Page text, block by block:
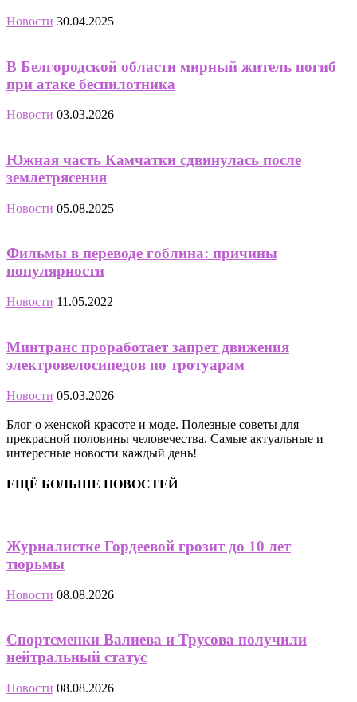
Новости 30.04.2025
В Белгородской области мирный житель погиб
при атаке беспилотника
Новости 03.03.2026
Южная часть Камчатки сдвинулась после
землетрясения
Новости 05.08.2025
Фильмы в переводе гоблина: причины
популярности
Новости 11.05.2022
Минтранс проработает запрет движения
электровелосипедов по тротуарам
Новости 05.03.2026
Блог о женской красоте и моде. Полезные советы для
прекрасной половины человечества. Самые актуальные и
интересные новости каждый день!
ЕЩЁ БОЛЬШЕ НОВОСТЕЙ
Журналистке Гордеевой грозит до 10 лет
тюрьмы
Новости 08.08.2026
Спортсменки Валиева и Трусова получили
нейтральный статус
Новости 08.08.2026